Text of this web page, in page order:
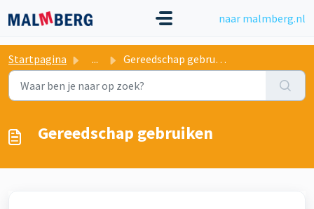
naar malmberg.nl
Startpagina ... Gereedschap gebruiken
Gereedschap gebruiken